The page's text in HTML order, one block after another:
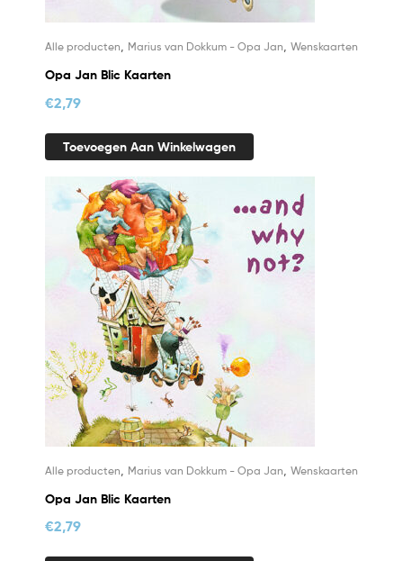
Alle producten, Marius van Dokkum - Opa Jan, Wenskaarten
Opa Jan Blic Kaarten
€2,79
Toevoegen Aan Winkelwagen
Alle producten Marius van Dokkum - Opa Jan Wenskaarten
Opa Jan Blic Kaarten
€2,79